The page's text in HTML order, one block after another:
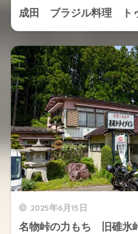
成田 ブラジル料理 ト
2025年6月15日
名物峠の力もち 旧碓氷